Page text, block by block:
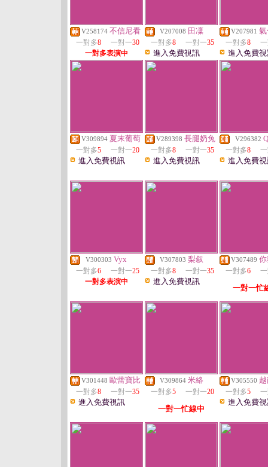
V258174 不信尼看
一對多8 一對一30
一對多表演中
V207008 田凜
一對多8 一對一35
進入免費視訊
V207981
一對多8
進入免費
V309894 夏末葡萄
一對多5 一對一20
進入免費視訊
V289398 長腿奶兔
一對多8 一對一35
進入免費視訊
V296382
一對多8
進入免費
V300303 Vyx
一對多6 一對一25
一對多表演中
V307803 梨叙
一對多8 一對一35
進入免費視訊
V307489
一對多6
一對一忙
V301448 歐蕾寶比
一對多8 一對一35
進入免費視訊
V309864 米絡
一對多5 一對一20
一對一忙線中
V305550
一對多5
進入免費